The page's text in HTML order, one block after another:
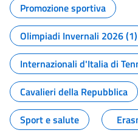
Promozione sportiva
Olimpiadi Invernali 2026 (1)
Internazionali d'Italia di
Cavalieri della Repubblica
Sport e salute